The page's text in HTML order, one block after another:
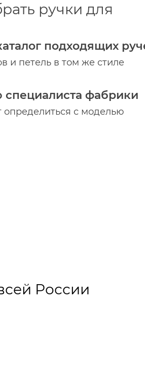
ручки для
подходящих
и петель в том же стиле
специалиста фабрики
с моделью
России